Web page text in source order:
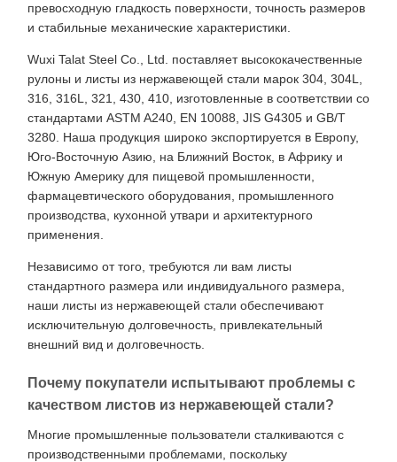
превосходную гладкость поверхности, точность размеров
и стабильные механические характеристики.
Wuxi Talat Steel Co., Ltd. поставляет высококачественные
рулоны и листы из нержавеющей стали марок 304, 304L,
316, 316L, 321, 430, 410, изготовленные в соответствии со
стандартами ASTM A240, EN 10088, JIS G4305 и GB/T
3280. Наша продукция широко экспортируется в Европу,
Юго-Восточную Азию, на Ближний Восток, в Африку и
Южную Америку для пищевой промышленности,
фармацевтического оборудования, промышленного
производства, кухонной утвари и архитектурного
применения.
Независимо от того, требуются ли вам листы
стандартного размера или индивидуального размера,
наши листы из нержавеющей стали обеспечивают
исключительную долговечность, привлекательный
внешний вид и долговечность.
Почему покупатели испытывают проблемы с
качеством листов из нержавеющей стали?
Многие промышленные пользователи сталкиваются с
производственными проблемами, поскольку